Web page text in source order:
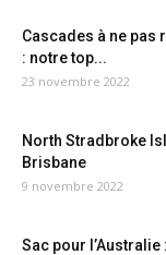
Cascades à ne pas
: notre top...
23 novembre 2022
North Stradbroke
Brisbane
9 novembre 2022
Sac pour